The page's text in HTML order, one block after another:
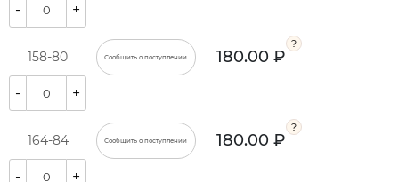
- +
158-80 Сообщить о поступлении 180.00 ₽
- +
164-84 Сообщить о поступлении 180.00 ₽
- +